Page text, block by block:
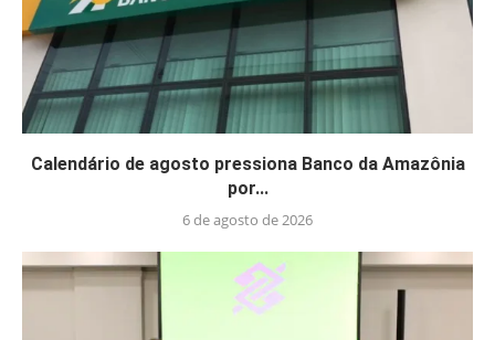
Calendário de agosto pressiona Banco da Amazônia
por...
6 de agosto de 2026